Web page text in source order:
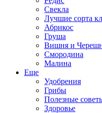
Свекла
Лучшие сорта
Абрикос
Груша
Вишня и
Смородина
Малина
Еще
Удобрения
Грибы
Полезные
Здоровье